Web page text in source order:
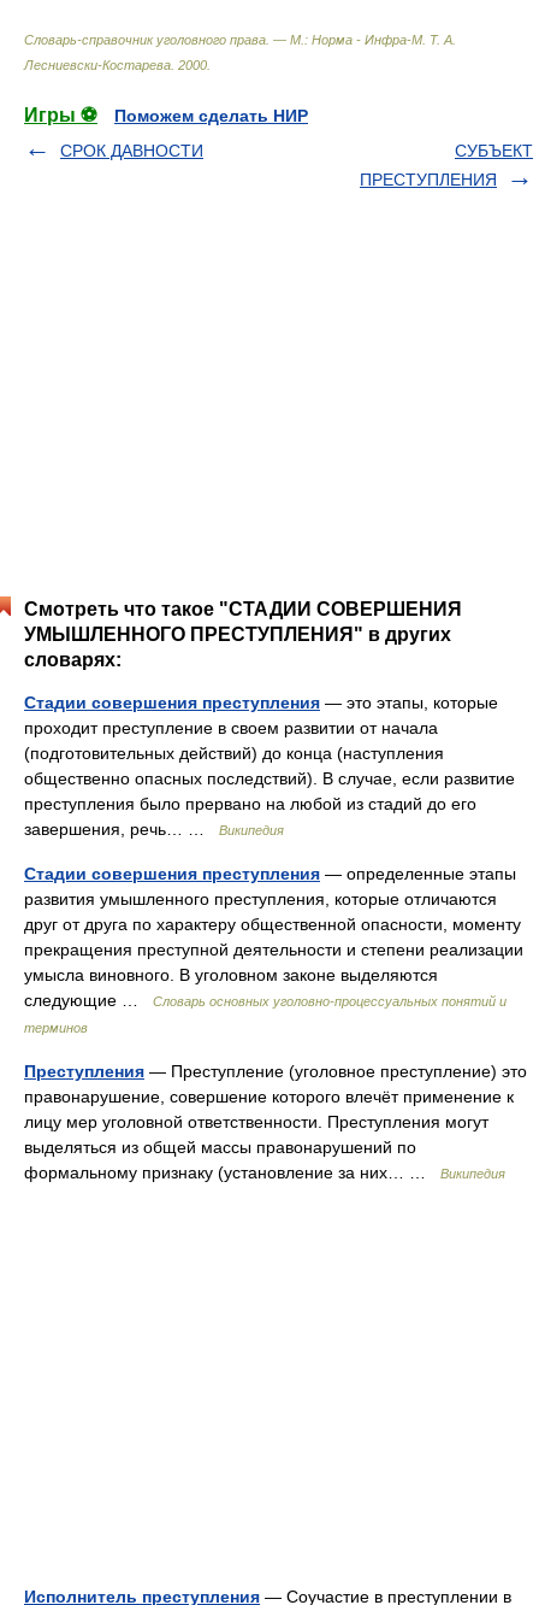
Словарь-справочник уголовного права. — М.: Норма - Инфра-М Т. А.
Лесниевски-Костарева 2000
Игры ⚽
Поможем сделать НИР
СРОК ДАВНОСТИ
СУБЪЕКТ
ПРЕСТУПЛЕНИЯ
Смотреть что такое "СТАДИИ СОВЕРШЕНИЯ
УМЫШЛЕННОГО ПРЕСТУПЛЕНИЯ" в других
словарях:
Стадии совершения преступления — это этапы, которые
проходит преступление в своем развитии от начала
(подготовительных действий) до конца (наступления
общественно опасных последствий). В случае, если развитие
преступления было прервано на любой из стадий до его
завершения, речь… …
Википедия
Стадии совершения преступления — определенные этапы
развития умышленного преступления, которые отличаются
друг от друга по характеру общественной опасности, моменту
прекращения преступной деятельности и степени реализации
умысла виновного. В уголовном законе выделяются
следующие …
Словарь основных уголовно-процессуальных понятий и
терминов
Преступления — Преступление (уголовное преступление) это
правонарушение, совершение которого влечёт применение к
лицу мер уголовной ответственности. Преступления могут
выделяться из общей массы правонарушений по
формальному признаку (установление за них… …
Википедия
Исполнитель преступления — Соучастие в преступлении в